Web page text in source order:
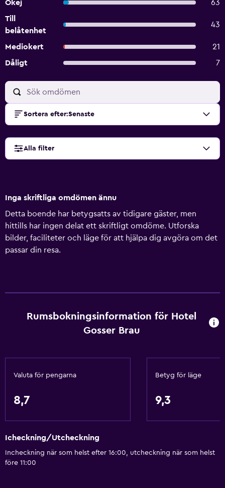
Okej
63
Till
belåtenhet
43
Mediokert
21
Dåligt
7
Sortera efter:Senaste
Alla filter
Inga skriftliga omdömen ännu
Detta boende har betygsatts av tidigare gäster, men
hittills har ingen delat ett skriftligt omdöme. Utforska
bilder, faciliteter och läge för att hjälpa dig avgöra om det
passar din resa.
Rumsbokningsinformation för Hotel
Gosser Brau
Valuta för pengarna
8,7
Betyg för läge
9,3
Icheckning/Utcheckning
Incheckning när som helst efter 16:00, utcheckning när som helst
före 11:00